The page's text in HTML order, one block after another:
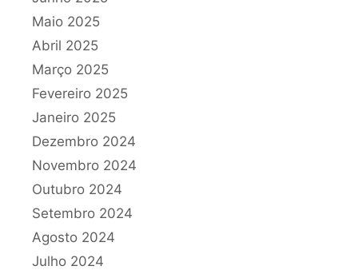
Maio 2025
Abril 2025
Março 2025
Fevereiro 2025
Janeiro 2025
Dezembro 2024
Novembro 2024
Outubro 2024
Setembro 2024
Agosto 2024
Julho 2024